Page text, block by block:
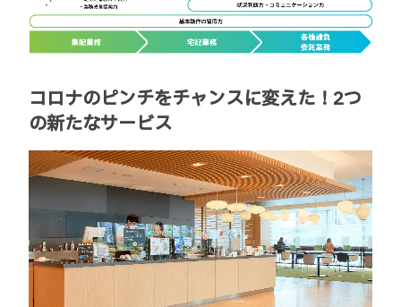
コロナのピンチをチャンスに変えた！2つ
の新たなサービス